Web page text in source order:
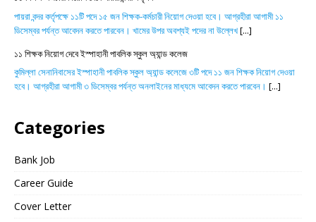
পায়রা বন্দর কর্তৃপক্ষে ১১টি পদে ১৫ জন শিক্ষক-কর্মচারী নিয়োগ দেওয়া হবে। আগ্রহীরা আগামী ১১
ডিসেম্বর পর্যন্ত আবেদন করতে পারবেন। খামের উপর অবশ্যই পদের না উল্লেখ[...]
১১ শিক্ষক নিয়োগ দেবে ইস্পাহানী পাবলিক স্কুল অ্যান্ড কলেজ
কুমিল্লা সেনানিবাসের ইস্পাহানী পাবলিক স্কুল অ্যান্ড কলেজে ৩টি পদে ১১ জন শিক্ষক নিয়োগ দেওয়া
হবে। আগ্রহীরা আগামী ৩ ডিসেম্বর পর্যন্ত অনলাইনের মাধ্যমে আবেদন করতে পারবেন। [...]
Categories
Bank Job
Career Guide
Cover Letter